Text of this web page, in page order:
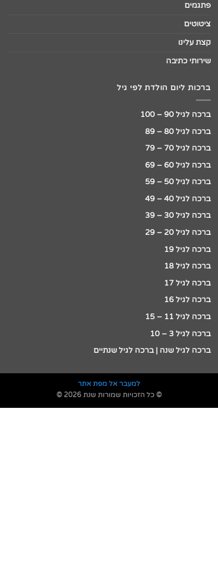
פתגמים
ציטוטים
קצת עלינו
שירותי כתיבה
ברכות ליום הולדת לפי גיל
ברכה לגיל 90 – 100
ברכה לגיל 80 – 89
ברכה לגיל 70 – 79
ברכה לגיל 60 – 69
ברכה לגיל 50 – 59
ברכה לגיל 40 – 49
ברכה לגיל 30 – 39
ברכה לגיל 20 – 29
ברכה לגיל 19
ברכה לגיל 18
ברכה לגיל 17
ברכה לגיל 16
ברכה לגיל 11 – 15
ברכה לגיל 3 – 10
ברכה לגיל שנה | ברכה לגיל שנתיים
למעבר אל מפת אתר
© כל הזכויות שמורות שנת 2026 ©